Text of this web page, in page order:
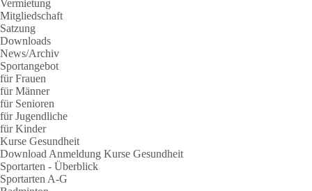
Vermietung
Mitgliedschaft
Satzung
Downloads
News/Archiv
Sportangebot
für Frauen
für Männer
für Senioren
für Jugendliche
für Kinder
Kurse Gesundheit
Download Anmeldung Kurse Gesundheit
Sportarten - Überblick
Sportarten A-G